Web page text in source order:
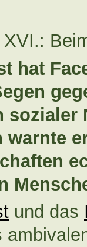
hat
sozialer
warnte
und das